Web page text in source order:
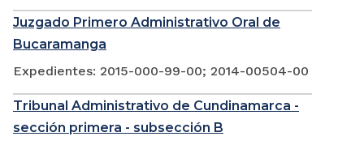
Juzgado Primero Administrativo Oral de
Bucaramanga
Expedientes: 2015-000-99-00; 2014-00504-00
Tribunal Administrativo de Cundinamarca -
sección primera - subsección B